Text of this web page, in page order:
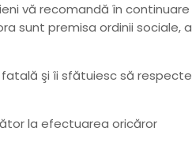
vă recomandă în continuare
sunt premisa ordinii sociale, a
şi îi sfătuiesc să respecte
la efectuarea oricăror